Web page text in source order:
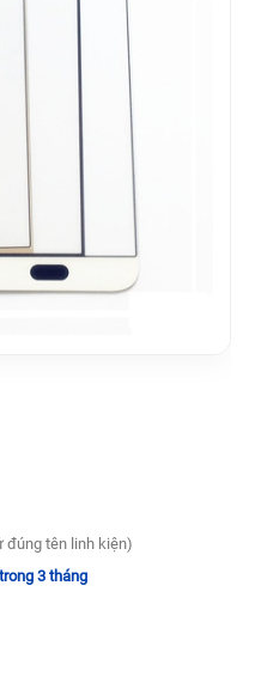
đúng tên linh kiện)
3 tháng